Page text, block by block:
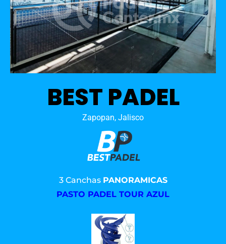
BEST PADEL
Zapopan, Jalisco
3 Canchas PANORAMICAS
PASTO PADEL TOUR AZUL